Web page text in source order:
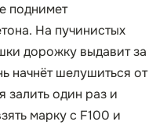
поднимет
На пучинистых
дорожку выдавит за
начнёт шелушиться от
залить один раз и
марку с F100 и